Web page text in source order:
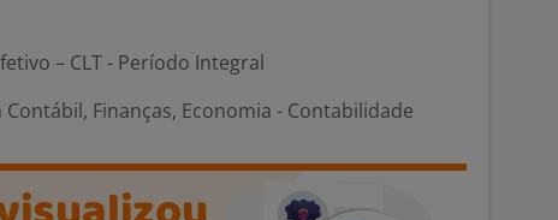
– CLT - Período Integral
Finanças, Economia - Contabilidade